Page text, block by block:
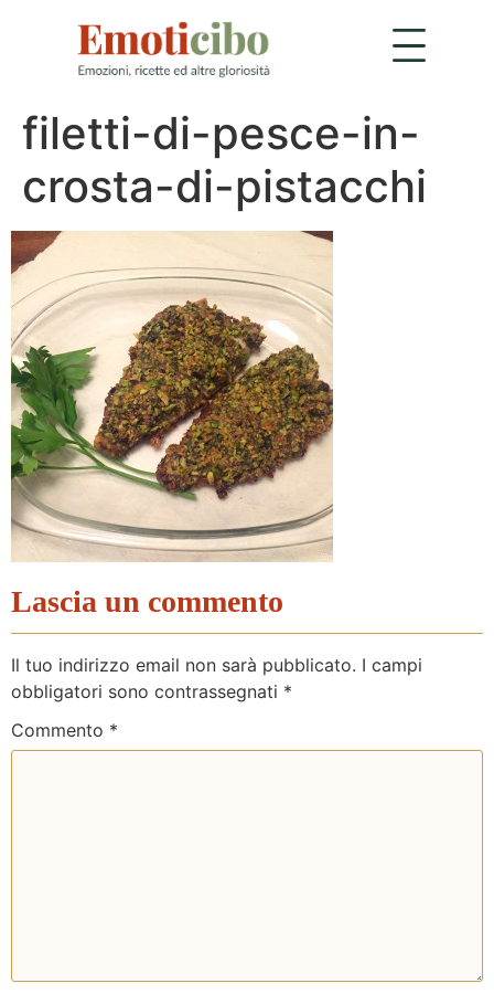
filetti-di-pesce-in-
crosta-di-pistacchi
Lascia un commento
Il tuo indirizzo email non sarà pubblicato. I campi
obbligatori sono contrassegnati *
Commento *